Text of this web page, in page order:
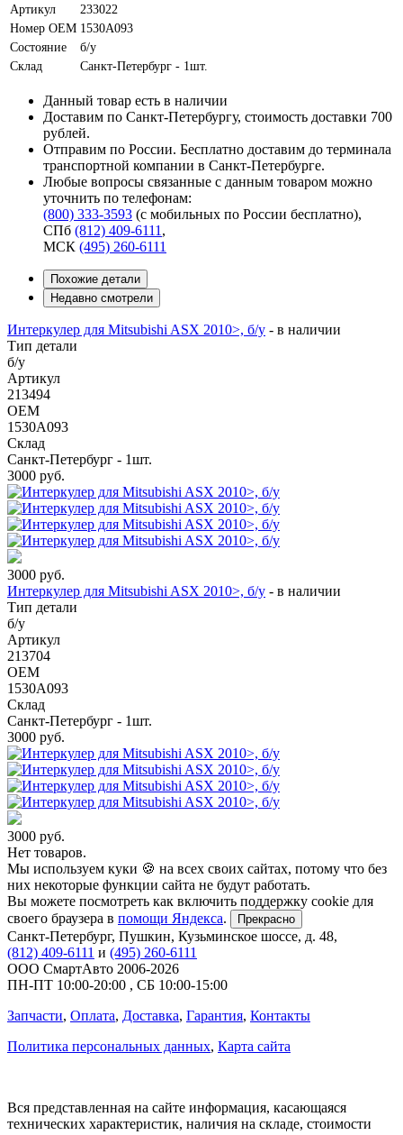
Артикул
233022
Номер OEM 1530A093
Состояние
б/у
Склад
Санкт-Петербург - 1шт.
Данный товар есть в наличии
Доставим по Санкт-Петербургу, стоимость доставки 700
рублей.
Отправим по России. Бесплатно доставим до терминала
транспортной компании в Санкт-Петербурге.
Любые вопросы связанные с данным товаром можно
уточнить по телефонам:
(800) 333-3593 (с мобильных по России бесплатно),
СПб (812) 409-6111 ,
МСК (495) 260-6111
Похожие детали
Недавно смотрели
Интеркулер для Mitsubishi ASX 2010>, б/у - в наличии
Тип детали
б/у
Артикул
213494
OEM
1530A093
Склад
Санкт-Петербург - 1шт.
3000 руб.
3000 руб.
Интеркулер для Mitsubishi ASX 2010>, б/у - в наличии
Тип детали
б/у
Артикул
213704
OEM
1530A093
Склад
Санкт-Петербург - 1шт.
3000 руб.
3000 руб.
Нет товаров.
Мы используем куки 🍪 на всех своих сайтах, потому что без
них некоторые функции сайта не будут работать.
Вы можете посмотреть как включить поддержку cookie для
своего браузера в помощи Яндекса. Прекрасно
Санкт-Петербург, Пушкин, Кузьминское шоссе, д. 48,
(812) 409-6111 и (495) 260-6111
ООО СмартАвто 2006-2026
ПН-ПТ 10:00-20:00 , СБ 10:00-15:00
Запчасти, Оплата, Доставка, Гарантия, Контакты
Политика персональных данных, Карта сайта
Вся представленная на сайте информация, касающаяся
технических характеристик, наличия на складе, стоимости